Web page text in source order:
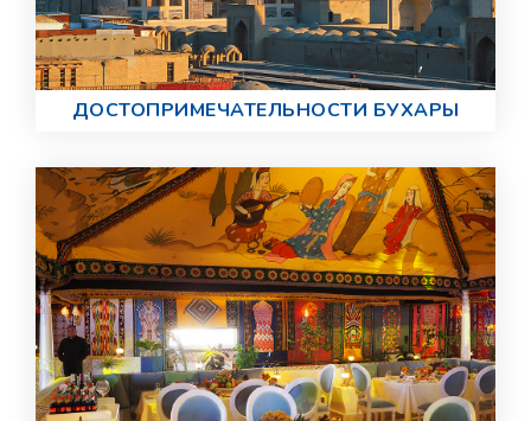
ДОСТОПРИМЕЧАТЕЛЬНОСТИ БУХАРЫ